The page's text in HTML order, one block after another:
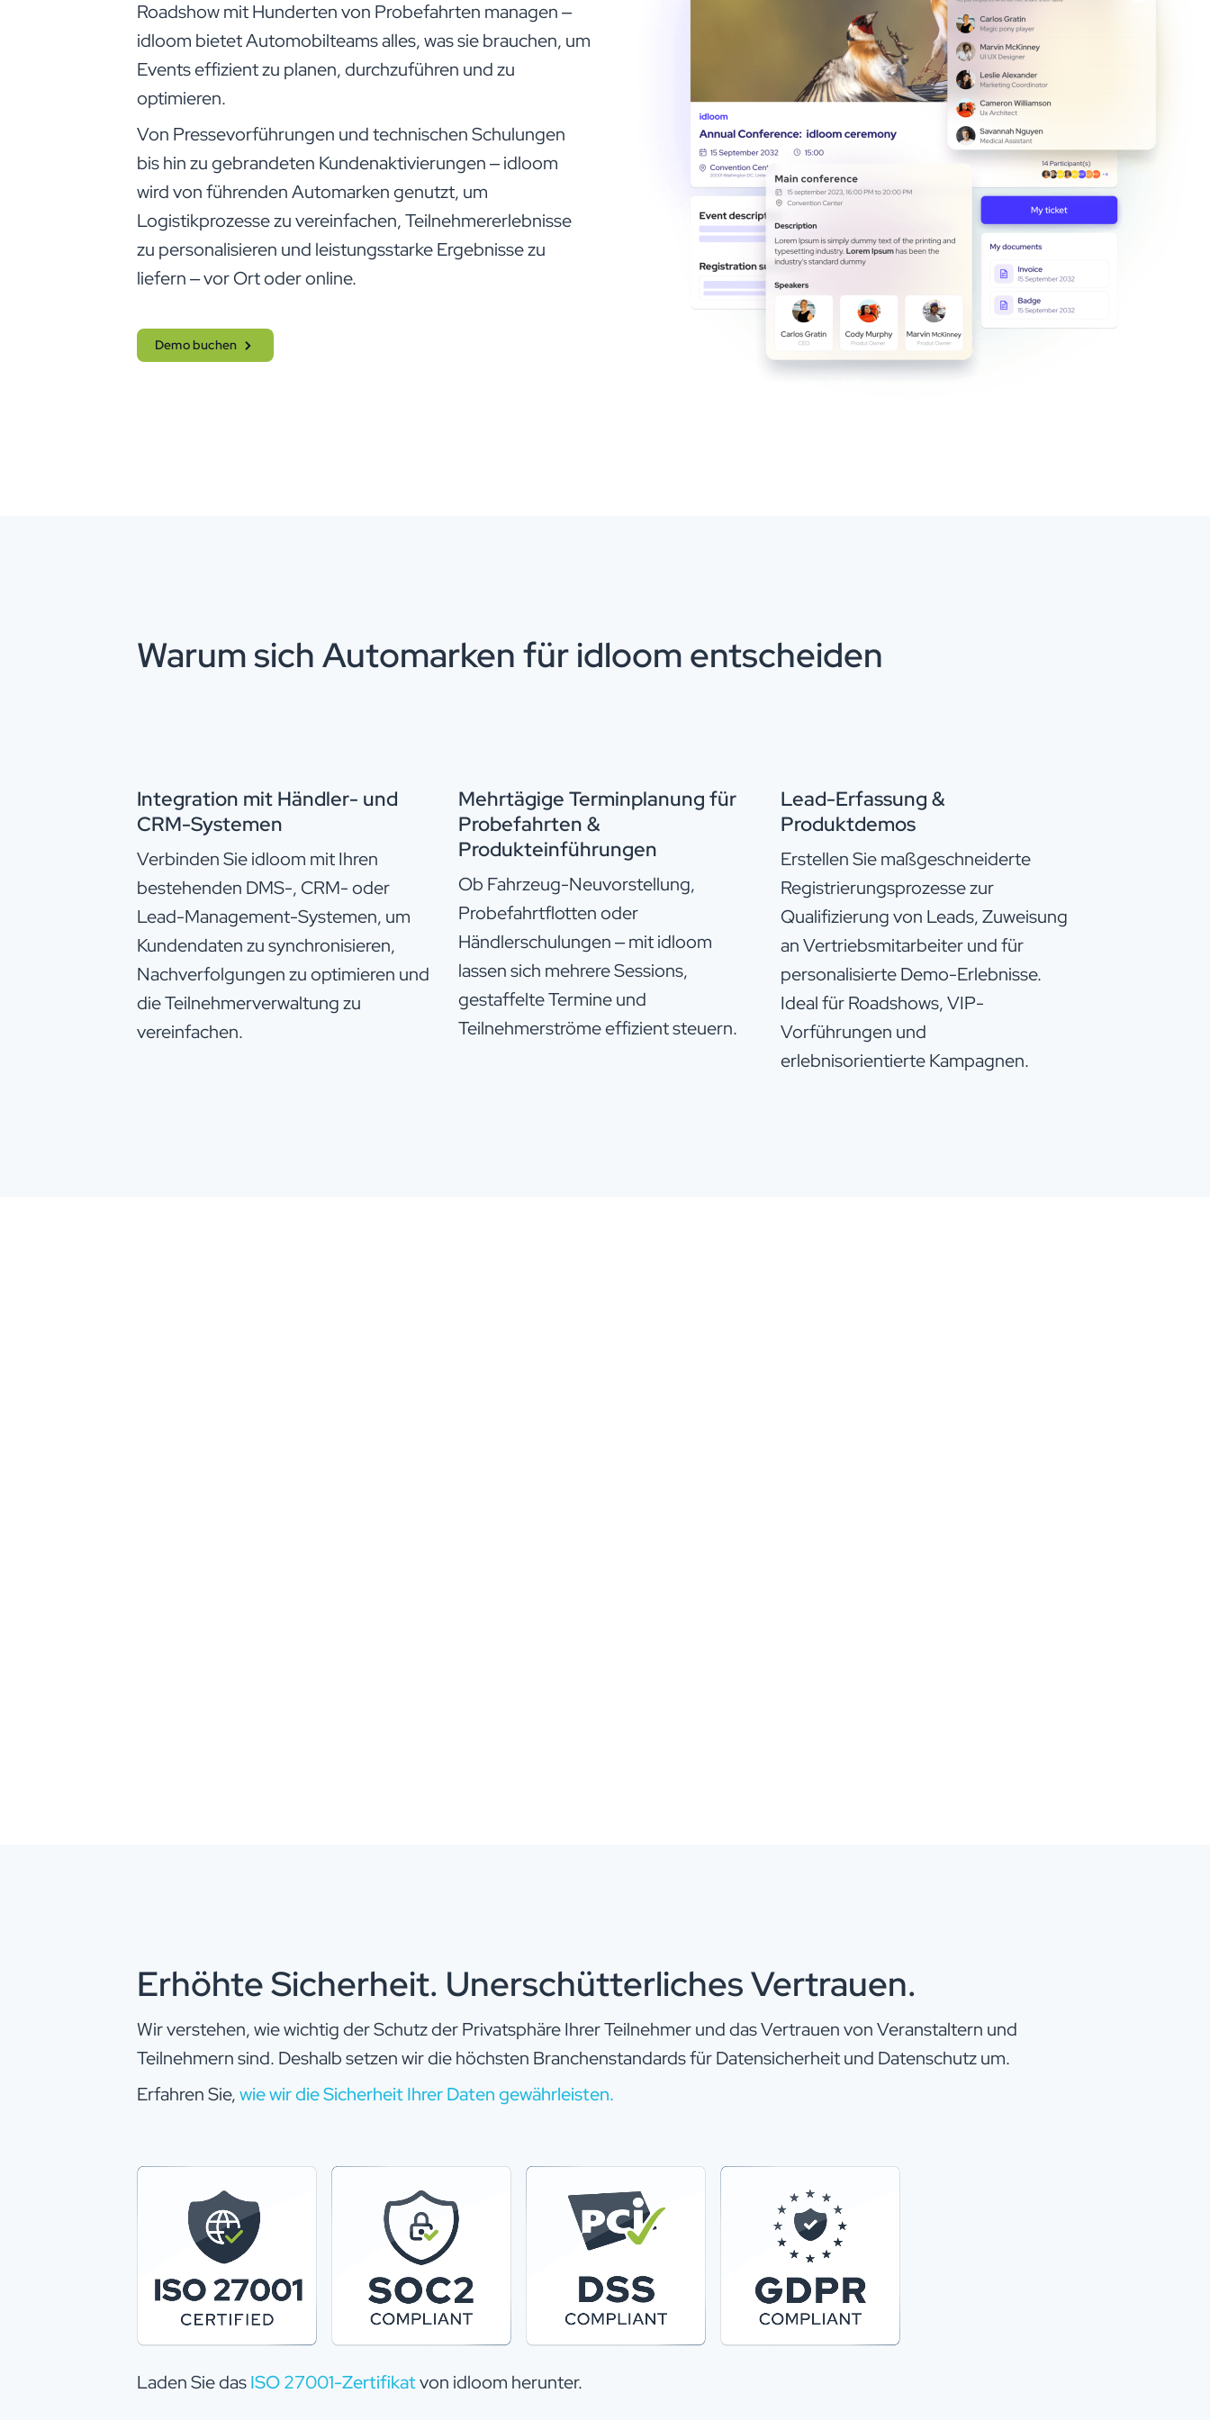
Roadshow mit Hunderten von Probefahrten managen –
idloom bietet Automobilteams alles, was sie brauchen, um
Events effizient zu planen, durchzuführen und zu
optimieren.
Von Pressevorführungen und technischen Schulungen
bis hin zu gebrandeten Kundenaktivierungen – idloom
wird von führenden Automarken genutzt, um
Logistikprozesse zu vereinfachen, Teilnehmererlebnisse
zu personalisieren und leistungsstarke Ergebnisse zu
liefern – vor Ort oder online.
Demo buchen
Warum sich Automarken für idloom entscheiden
Integration mit Händler- und
CRM-Systemen
Verbinden Sie idloom mit Ihren
bestehenden DMS-, CRM- oder
Lead-Management-Systemen, um
Kundendaten zu synchronisieren,
Nachverfolgungen zu optimieren und
die Teilnehmerverwaltung zu
vereinfachen.
Mehrtägige Terminplanung für
Probefahrten &
Produkteinführungen
Ob Fahrzeug-Neuvorstellung,
Probefahrtflotten oder
Händlerschulungen – mit idloom
lassen sich mehrere Sessions,
gestaffelte Termine und
Teilnehmerströme effizient steuern.
Lead-Erfassung &
Produktdemos
Erstellen Sie maßgeschneiderte
Registrierungsprozesse zur
Qualifizierung von Leads, Zuweisung
an Vertriebsmitarbeiter und für
personalisierte Demo-Erlebnisse.
Ideal für Roadshows, VIP-
Vorführungen und
erlebnisorientierte Kampagnen.
Erhöhte Sicherheit. Unerschütterliches Vertrauen.
Wir verstehen, wie wichtig der Schutz der Privatsphäre Ihrer Teilnehmer und das Vertrauen von Veranstaltern und
Teilnehmern sind. Deshalb setzen wir die höchsten Branchenstandards für Datensicherheit und Datenschutz um.
Erfahren Sie,wie wir die Sicherheit Ihrer Daten gewährleisten.
Laden Sie dasISO 27001-Zertifikatvon idloom herunter.